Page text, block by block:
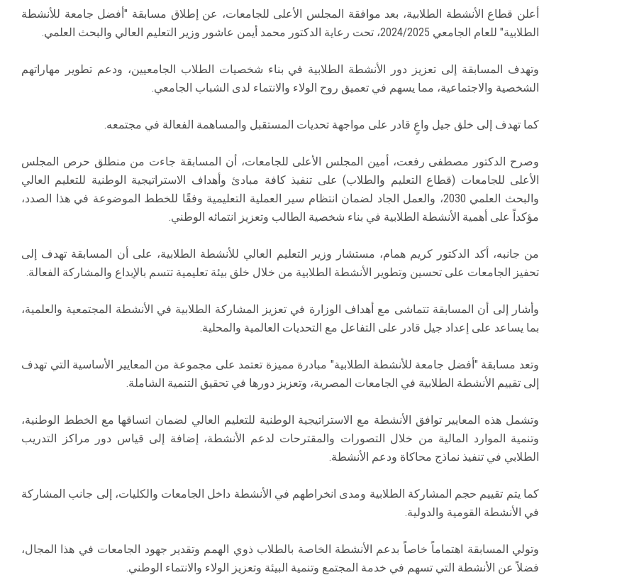
أعلن قطاع الأنشطة الطلابية، بعد موافقة المجلس الأعلى للجامعات، عن إطلاق مسابقة "أفضل جامعة للأنشطة
الطلابية" للعام الجامعي 2024/2025، تحت رعاية الدكتور محمد أيمن عاشور وزير التعليم العالي والبحث العلمي.
وتهدف المسابقة إلى تعزيز دور الأنشطة الطلابية في بناء شخصيات الطلاب الجامعيين، ودعم تطوير مهاراتهم
الشخصية والاجتماعية، مما يسهم في تعميق روح الولاء والانتماء لدى الشباب الجامعي.
كما تهدف إلى خلق جيل واعٍ قادر على مواجهة تحديات المستقبل والمساهمة الفعالة في مجتمعه.
وصرح الدكتور مصطفى رفعت، أمين المجلس الأعلى للجامعات، أن المسابقة جاءت من منطلق حرص المجلس
الأعلى للجامعات (قطاع التعليم والطلاب) على تنفيذ كافة مبادئ وأهداف الاستراتيجية الوطنية للتعليم العالي
والبحث العلمي 2030، والعمل الجاد لضمان انتظام سير العملية التعليمية وفقًا للخطط الموضوعة في هذا الصدد،
مؤكداً على أهمية الأنشطة الطلابية في بناء شخصية الطالب وتعزيز انتمائه الوطني.
من جانبه، أكد الدكتور كريم همام، مستشار وزير التعليم العالي للأنشطة الطلابية، على أن المسابقة تهدف إلى
تحفيز الجامعات على تحسين وتطوير الأنشطة الطلابية من خلال خلق بيئة تعليمية تتسم بالإبداع والمشاركة الفعالة.
وأشار إلى أن المسابقة تتماشى مع أهداف الوزارة في تعزيز المشاركة الطلابية في الأنشطة المجتمعية والعلمية،
بما يساعد على إعداد جيل قادر على التفاعل مع التحديات العالمية والمحلية.
وتعد مسابقة "أفضل جامعة للأنشطة الطلابية" مبادرة مميزة تعتمد على مجموعة من المعايير الأساسية التي تهدف
إلى تقييم الأنشطة الطلابية في الجامعات المصرية، وتعزيز دورها في تحقيق التنمية الشاملة.
وتشمل هذه المعايير توافق الأنشطة مع الاستراتيجية الوطنية للتعليم العالي لضمان اتساقها مع الخطط الوطنية،
وتنمية الموارد المالية من خلال التصورات والمقترحات لدعم الأنشطة، إضافة إلى قياس دور مراكز التدريب
الطلابي في تنفيذ نماذج محاكاة ودعم الأنشطة.
كما يتم تقييم حجم المشاركة الطلابية ومدى انخراطهم في الأنشطة داخل الجامعات والكليات، إلى جانب المشاركة
في الأنشطة القومية والدولية.
وتولي المسابقة اهتماماً خاصاً بدعم الأنشطة الخاصة بالطلاب ذوي الهمم وتقدير جهود الجامعات في هذا المجال،
فضلاً عن الأنشطة التي تسهم في خدمة المجتمع وتنمية البيئة وتعزيز الولاء والانتماء الوطني.